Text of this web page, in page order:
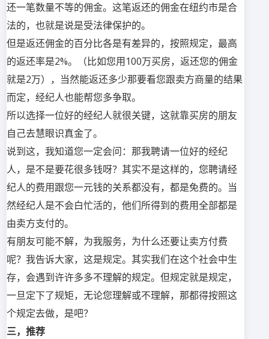
还一笔数量不等的佣金。这笔返还的佣金在纽约市是合
法的，也就是说是受法律保护的。
但是返还佣金的百分比各是有差异的，按照规定，最高
的返还率是2%。（比如您用100万买房，返还您的佣金
就是2万），当然能返还多少那要看您跟卖方商量的结果
而定，经纪人也能帮您多争取。
所以选择一位好的经纪人就很关键，这就靠买房的朋友
自己去慧眼识真金了。
说到这，我知道您一定会问：那我聘请一位好的经纪
人，是不是要花很多钱呀？其实不是这样的，您聘请经
纪人的费用跟您一元钱的关系都没有，都是免费的。当
然经纪人是不会白忙活的，他们所得到的费用全部都是
由卖方支付的。
有朋友可能不解，为我服务，为什么还要让卖方付费
呢？我告诉大家，这是规定。其实我们在这个社会中生
存，会遇到许许多多不理解的规定。但规定就是规定，
一旦定下了规矩，无论您理解或不理解，那都得按照这
个规定去做，是吧？
三，推荐